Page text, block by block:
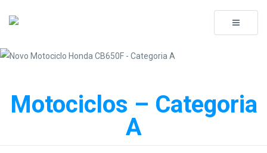
Toggle
Motociclos – Categoria
A